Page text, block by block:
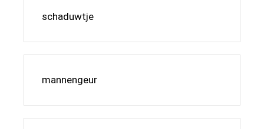
schaduwtje
mannengeur